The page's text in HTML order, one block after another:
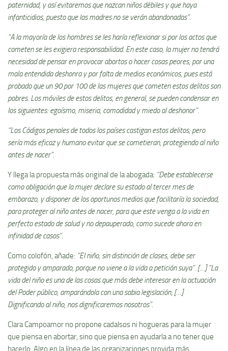
paternidad, y así evitaremos que nazcan niños débiles y que haya
infanticidios, puesto que las madres no se verán abandonadas”.
“A la mayoría de los hombres se les haría reflexionar si por los actos que
cometen se les exigiera responsabilidad. En este caso, la mujer no tendrá
necesidad de pensar en provocar abortos o hacer cosas peores, por una
mala entendida deshonra y por falta de medios económicos, pues está
probado que un 90 por 100 de las mujeres que cometen estos delitos son
pobres. Los móviles de estos delitos, en general, se pueden condensar en
los siguientes: egoísmo, miseria, comodidad y miedo al deshonor”.
“Los Códigos penales de todos los países castigan estos delitos; pero
sería más eficaz y humano evitar que se cometieran, protegiendo al niño
antes de nacer”.
Y llega la propuesta más original de la abogada: “Debe establecerse
como obligación que la mujer declare su estado al tercer mes de
embarazo, y disponer de los oportunos medios que facilitaría la sociedad,
para proteger al niño antes de nacer, para que este venga a la vida en
perfecto estado de salud y no depauperado, como sucede ahora en
infinidad de casos”.
Como colofón, añade: “El niño, sin distinción de clases, debe ser
protegido y amparado, porque no viene a la vida a petición suya”. […] “La
vida del niño es una de las cosas que más debe interesar en la actuación
del Poder público, amparándola con una sabia legislación; […]
Dignificando al niño, nos dignificaremos nosotros”.
Clara Campoamor no propone cadalsos ni hogueras para la mujer
que piensa en abortar, sino que piensa en ayudarla a no tener que
hacerlo. Algo en la línea de las organizaciones provida más